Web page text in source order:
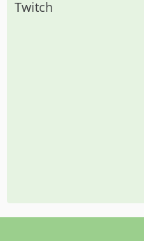
Twitch